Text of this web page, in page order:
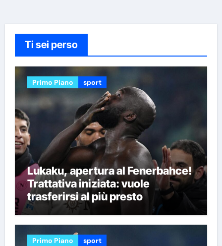
Ti sei perso
Primo Piano sport
Lukaku, apertura al Fenerbahce!
Trattativa iniziata: vuole
trasferirsi al più presto
Primo Piano sport